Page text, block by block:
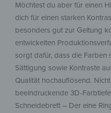
Möchtest du aber für einen
dich für einen starken
besonders gut zur Geltung
entwickelten
sorgt dafür, dass die Farben
Sättigung sowie Kontraste
Qualität hochauflösend.
beeindruckende 3D-
Schneidebrett – Der eine